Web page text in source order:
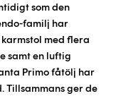
som den
familj har
med flera
samt en luftig
Primo fåtölj har
Tillsammans ger de